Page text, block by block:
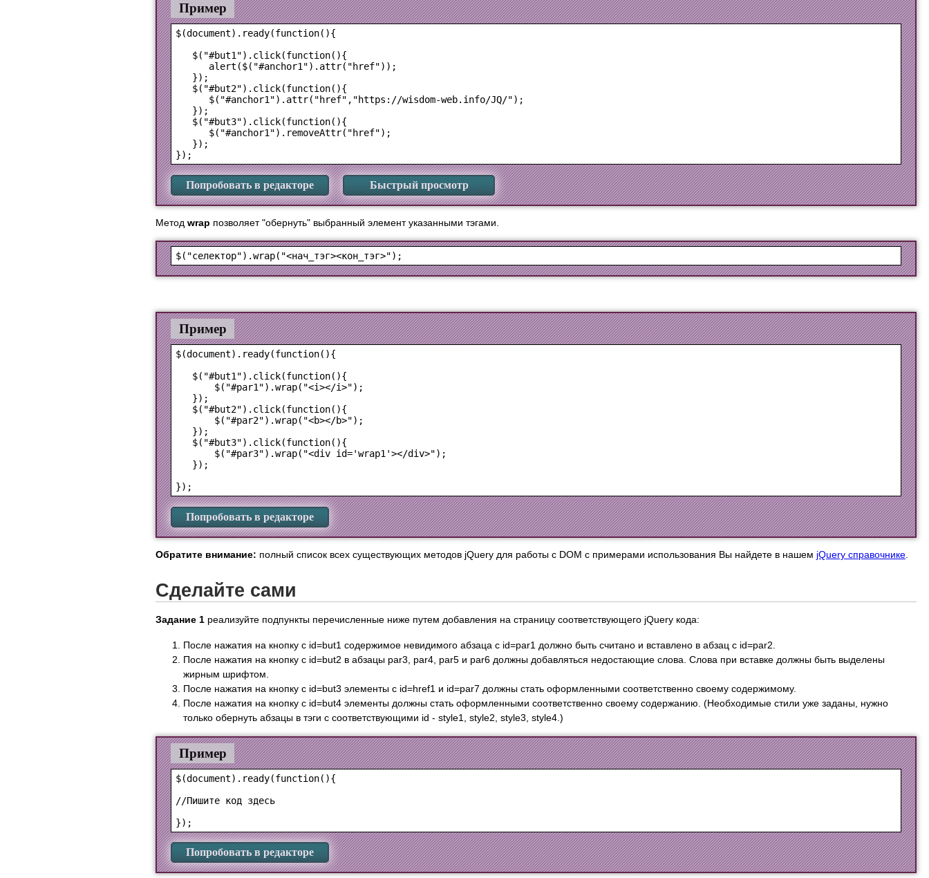
Пример
$(document).ready(function(){
   $("#but1").click(function(){
      alert($("#anchor1").attr("href"));
   });
   $("#but2").click(function(){
      $("#anchor1").attr("href","https://wisdom-web.info/JQ/");
   });
   $("#but3").click(function(){
      $("#anchor1").removeAttr("href");
   });
Попробовать в редакторе Быстрый просмотр
Метод wrap позволяет "обернуть" выбранный элемент указанными тэгами.
Пример
$(document).ready(function(){
   $("#but1").click(function(){
       $("#par1").wrap("<i></i>");
   });
   $("#but2").click(function(){
       $("#par2").wrap("<b></b>");
   });
   $("#but3").click(function(){
       $("#par3").wrap("<div id='wrap1'></div>");
   });
Попробовать в редакторе
Обратите внимание: полный список всех существующих методов jQuery для работы с DOM с примерами использования Вы найдете в нашем jQuery справочнике
Сделайте сами
Задание 1 реализуйте подпункты перечисленные ниже путем добавления на страницу соответствующего jQuery кода:
После нажатия на кнопку с id=but1 содержимое невидимого абзаца с id=par1 должно быть считано и вставлено в абзац с id=par2.
После нажатия на кнопку с id=but2 в абзацы par3, par4, par5 и par6 должны добавляться недостающие слова. Слова при вставке должны быть выделены
жирным шрифтом.
После нажатия на кнопку с id=but3 элементы с id=href1 и id=par7 должны стать оформленными соответственно своему содержимому.
После нажатия на кнопку с id=but4 элементы должны стать оформленными соответственно своему содержанию. (Необходимые стили уже заданы, нужно
только обернуть абзацы в тэги с соответствующими id - style1, style2, style3, style4.)
Пример
$(document).ready(function(){
//Пишите код здесь
Попробовать в редакторе